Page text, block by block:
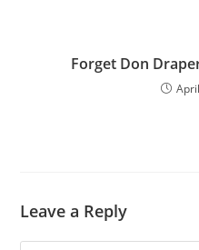
Forget Don Draper
Leave a Reply